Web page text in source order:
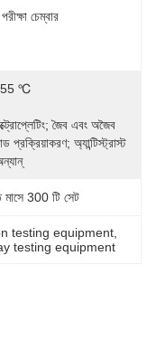
চেম্বার
℃
জৈব এবং অজৈব
প্রক্রিয়াকরণ; অ্যান্টিস্ট্রাস্ট
মাসে 300 টি সেট
testing equipment
testing equipment